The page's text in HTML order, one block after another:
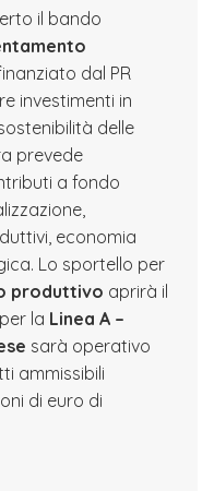
il bando
dal PR
investimenti in
delle
prevede
a fondo
economia
Lo sportello per
produttivo aprirà il
la Linea A –
sarà operativo
ammissibili
di euro di